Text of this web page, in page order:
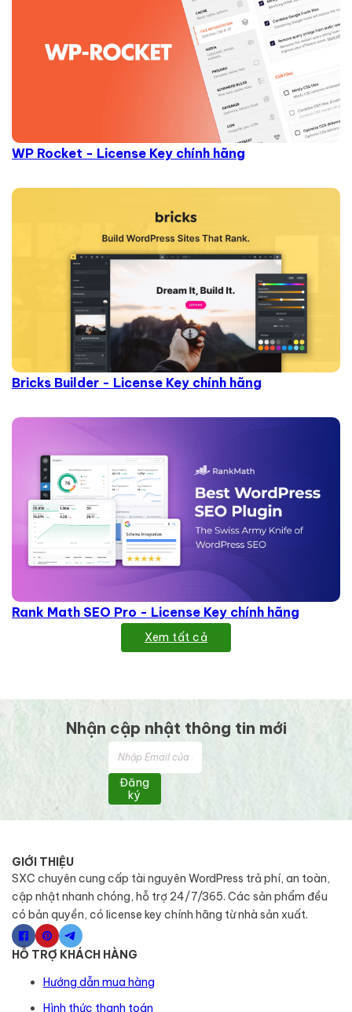
WP Rocket - License Key chính hãng
Bricks Builder - License Key chính hãng
Rank Math SEO Pro - License Key chính hãng
Xem tất cả
Nhận cập nhật thông tin mới
Đăng
ký
GIỚI THIỆU
SXC chuyên cung cấp tài nguyên WordPress trả phí, an toàn,
cập nhật nhanh chóng, hỗ trợ 24/7/365. Các sản phẩm đều
có bản quyền, có license key chính hãng từ nhà sản xuất.
HỖ TRỢ KHÁCH HÀNG
Hướng dẫn mua hàng
Hình thức thanh toán